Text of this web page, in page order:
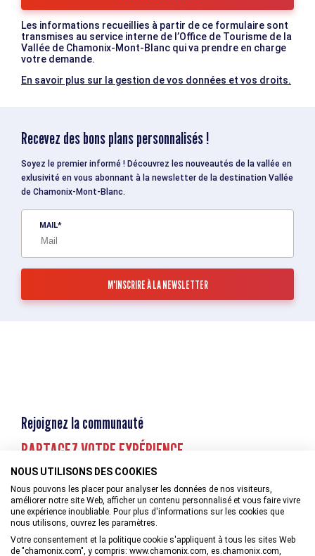
Les informations recueillies à partir de ce formulaire sont
transmises au service interne de l’Office de Tourisme de la
Vallée de Chamonix-Mont-Blanc qui va prendre en charge
votre demande.
En savoir plus sur la gestion de vos données et vos droits.
Recevez des bons plans personnalisés !
Soyez le premier informé ! Découvrez les nouveautés de la vallée en
exlusivité en vous abonnant à la newsletter de la destination Vallée
de Chamonix-Mont-Blanc.
MAIL
Rejoignez la communauté
PARTAGEZ VOTRE EXPÉRIENCE
NOUS UTILISONS DES COOKIES
Nous pouvons les placer pour analyser les données de nos visiteurs,
améliorer notre site Web, afficher un contenu personnalisé et vous faire vivre
une expérience inoubliable. Pour plus d'informations sur les cookies que
nous utilisons, ouvrez les paramètres.
Votre consentement et la politique cookie s'appliquent à tous les sites Web
de "chamonix.com", y compris: www.chamonix.com, es.chamonix.com,